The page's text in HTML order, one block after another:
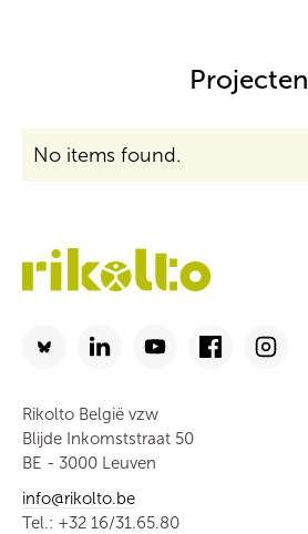
Projecten
No items found.
Rikolto België vzw
Blijde Inkomststraat 50
BE - 3000 Leuven
info@rikolto.be
Tel.: +32 16/31.65.80